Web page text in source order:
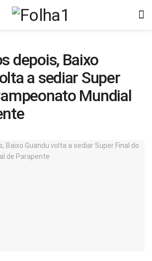
depois, Baixo
a sediar Super
Mundial